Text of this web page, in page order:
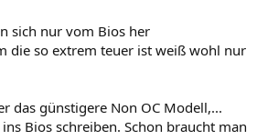
sich nur vom Bios her
die so extrem teuer ist weiß wohl nur
das günstigere Non OC Modell,...
Bios schreiben. Schon braucht man